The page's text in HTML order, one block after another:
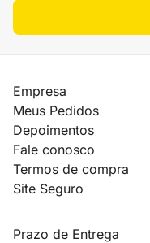
Empresa
Meus Pedidos
Depoimentos
Fale conosco
Termos de compra
Site Seguro
Prazo de Entrega